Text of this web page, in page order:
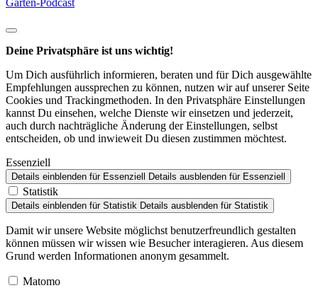
Empfehlungen aussprechen zu können, nutzen wir auf unserer Seite
Cookies und Trackingmethoden. In den Privatsphäre Einstellungen
kannst Du einsehen, welche Dienste wir einsetzen und jederzeit,
auch durch nachträgliche Änderung der Einstellungen, selbst
entscheiden, ob und inwieweit Du diesen zustimmen möchtest.
Details einblenden
Statistik
Details einblenden
Damit wir unsere Website möglichst benutzerfreundlich gestalten
können müssen wir wissen wie Besucher interagieren. Aus diesem
Grund werden Informationen anonym gesammelt.